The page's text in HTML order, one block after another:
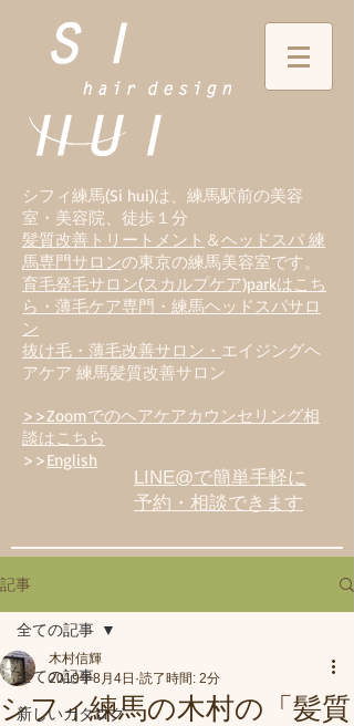
シフィ練馬(Si hui)は、 練馬駅前の美容
室・美容院、徒歩１分
髪質改善トリートメント ＆ヘッドスパ 練
馬専門サロンの東京の練馬美容室です。
育毛発毛サロン(スカルプケア)parkはこち
ら・薄毛ケア専門・練馬ヘッドスパサロ
ン
抜け毛・薄毛改善サロン・ エイジングヘ
アケア 練馬髪質改善サロン
>>Zoomでのヘアケアカウンセリング相
談はこちら
>>English
LINE@で簡単手軽に
予約・相談できます
記事
全ての記事
新しいカタログ
全ての記事
シフィ練馬の木村の「髪質
木村信輝
2019年8月4日 読了時間: 2分